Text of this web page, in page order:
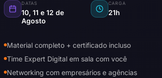
DATAS
10, 11 e 12 de
Agosto
CARGA
21h
Material completo + certificado incluso
Time Expert Digital em sala com você
Networking com empresários e agências